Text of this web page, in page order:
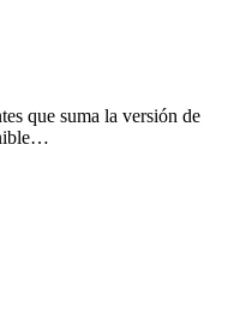
que suma la versión de